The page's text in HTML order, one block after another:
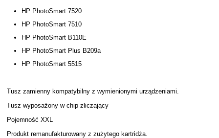
HP PhotoSmart 7520
HP PhotoSmart 7510
HP PhotoSmart B110E
HP PhotoSmart Plus B209a
HP PhotoSmart 5515
Tusz zamienny kompatybilny z wymienionymi urządzeniami.
Tusz wyposażony w chip zliczający
Pojemność XXL
Produkt remanufakturowany z zużytego kartridża.